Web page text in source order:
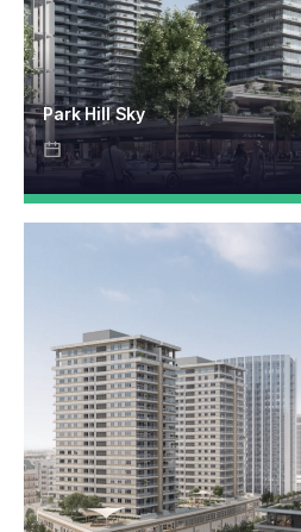
Park Hill Sky